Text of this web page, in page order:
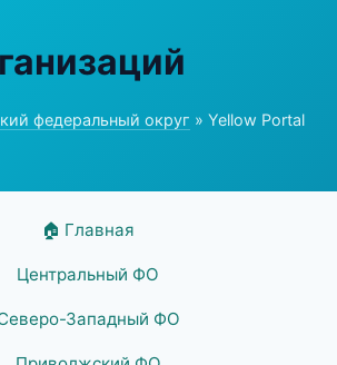
федеральный округ » Yellow Portal
🏠 Главная
Центральный ФО
Западный ФО